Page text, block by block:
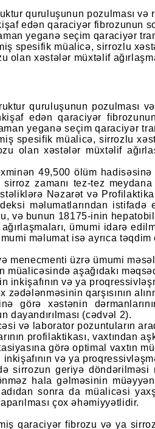
quruluşunun pozulması
edən qaraciyər fibrozunun
yeganə seçim qaraciyər
spesifik müalicə, sirrozlu
olan xəstələr müxtəlif
quruluşunun pozulması
edən qaraciyər
yeganə seçim qaraciyər
spesifik müalicə, sirrozlu
olan xəstələr müxtəlif
49,500 ölüm
zamanı tez-tez
Nəzarət və
məlumatlarından
və bunun 18175-inin
ümumi idarə
məlumat isə ayrıca təqdim
menecmenti üzrə ümumi
aşağıdakı
inkişafının və ya
zədələnməsinin qarşısının
görə xəstənin
dayandırılması (cədvəl 2).
və laborator pozuntuların
profilaktikası, vaxtından
görə optimal vaxtın
və ya
sirrozun geriyə
hala gəlməsinin
sonra da müalicəsi
çox əhəmiyyətlidir.
qaraciyər fibrozu və ya